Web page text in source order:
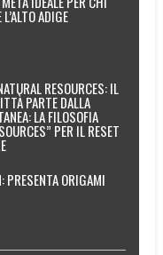
ADIGE
RESOURCES: IL
PARTE DALLA
LA FILOSOFIA
PER IL RESET
PRESENTA ORIGAMI